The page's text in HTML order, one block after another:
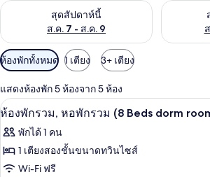
สุดสัปดาห์นี้
ส.ค. 7 - ส.ค. 9
ตรวจสอบจำนวนห้องพักว่างในสุดสัปดาห์นี้ ส
ตรวจสอ
ตัว
กรอง
ที่
มี
ให้
สำหรับ
ห้อง
ห้องพักทั้งหมด 1 เตียง 3+ เตียง
แสดงห้องพัก 5 ห้องจาก 5 ห้อง
เปิด
ภาพถ่าย
ทั้งหมด
ของ
5
ห้องพักรวม, หอพักรวม (8 Beds dorm
พักได้ 1 คน
1 เตียงสองชั้นขนาดทวินไซส์
Wi-Fi ฟรี